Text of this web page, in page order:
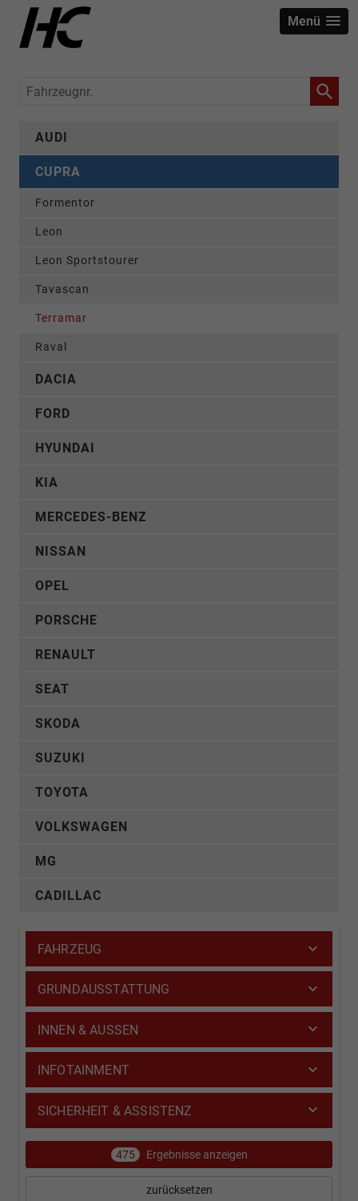
Menü
Fahrzeugnr.
AUDI
CUPRA
Formentor
Leon
Leon Sportstourer
Tavascan
Terramar
Raval
DACIA
FORD
HYUNDAI
KIA
MERCEDES-BENZ
NISSAN
OPEL
PORSCHE
RENAULT
SEAT
SKODA
SUZUKI
TOYOTA
VOLKSWAGEN
MG
CADILLAC
FAHRZEUG
GRUNDAUSSTATTUNG
INNEN & AUSSEN
INFOTAINMENT
SICHERHEIT & ASSISTENZ
475 Ergebnisse anzeigen
zurücksetzen